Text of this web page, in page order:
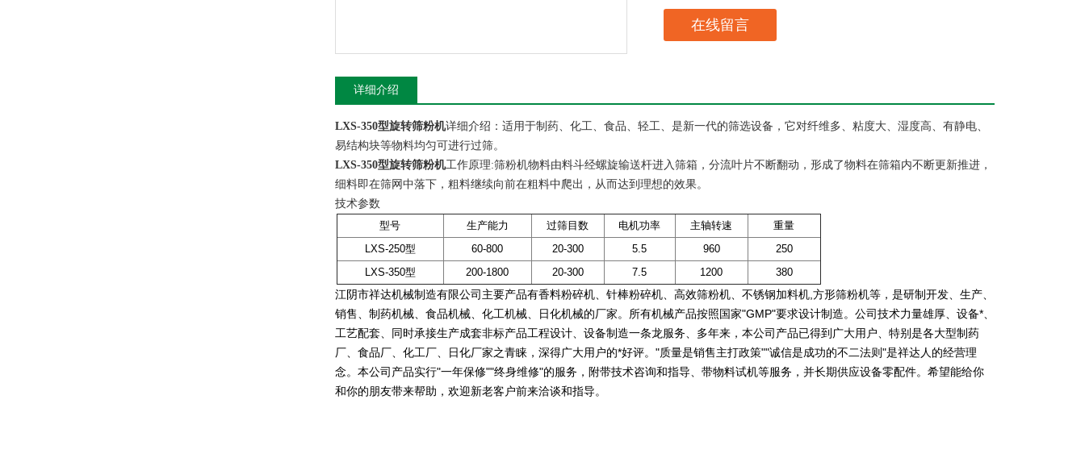
在线留言
详细介绍
LXS-350型旋转筛粉机详细介绍：适用于制药、化工、食品、轻工、是新一代的筛选设备，它对纤维多、粘度大、湿度高、有静电、
易结构块等物料均匀可进行过筛。
LXS-350型旋转筛粉机工作原理:筛粉机物料由料斗经螺旋输送杆进入筛箱，分流叶片不断翻动，形成了物料在筛箱内不断更新推进，
细料即在筛网中落下，粗料继续向前在粗料中爬出，从而达到理想的效果。
技术参数
型号
生产能力 过筛目数 电机功率 主轴转速
重量
LXS-250型
60-800 20-300 5.5 960
250
LXS-350型
200-1800 20-300 7.5 1200 380
江阴市祥达机械制造有限公司主要产品有香料粉碎机、针棒粉碎机、高效筛粉机、不锈钢加料机,方形筛粉机等，是研制开发、生产、
销售、制药机械、食品机械、化工机械、日化机械的厂家。所有机械产品按照国家"GMP"要求设计制造。公司技术力量雄厚、设备*、
工艺配套、同时承接生产成套非标产品工程设计、设备制造一条龙服务、多年来，本公司产品已得到广大用户、特别是各大型制药
厂、食品厂、化工厂、日化厂家之青睐，深得广大用户的*好评。"质量是销售主打政策""诚信是成功的不二法则"是祥达人的经营理
念。本公司产品实行"一年保修""终身维修"的服务，附带技术咨询和指导、带物料试机等服务，并长期供应设备零配件。希望能给你
和你的朋友带来帮助，欢迎新老客户前来洽谈和指导。